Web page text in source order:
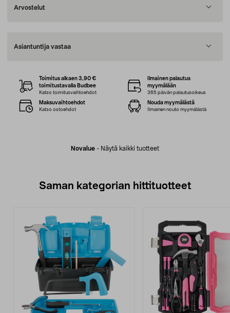
Arvostelut
Asiantuntija vastaa
Novalue - Näytä kaikki tuotteet
Toimitus alkaen 3,90 €
toimitustavalla Budbee
Katso toimitusvaihtoehdot
Ilmainen palautus
myymälään
365 päivän palautusoikeus
Maksuvaihtoehdot
Katso ostoehdot
Nouda myymälästä
Ilmainen nouto myymälästä
Saman kategorian hittituotteet